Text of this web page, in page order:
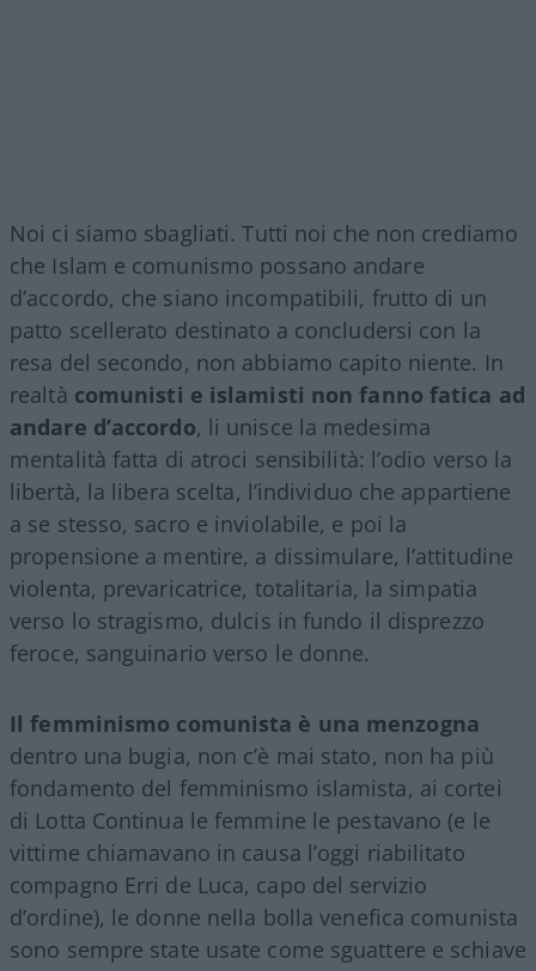
Noi ci siamo sbagliati. Tutti noi che non crediamo
che Islam e comunismo possano andare
d’accordo, che siano incompatibili, frutto di un
patto scellerato destinato a concludersi con la
resa del secondo, non abbiamo capito niente. In
realtà comunisti e islamisti non fanno fatica ad
andare d’accordo, li unisce la medesima
mentalità fatta di atroci sensibilità: l’odio verso la
libertà, la libera scelta, l’individuo che appartiene
a se stesso, sacro e inviolabile, e poi la
propensione a mentire, a dissimulare, l’attitudine
violenta, prevaricatrice, totalitaria, la simpatia
verso lo stragismo, dulcis in fundo il disprezzo
feroce, sanguinario verso le donne.
Il femminismo comunista è una menzogna
dentro una bugia, non c’è mai stato, non ha più
fondamento del femminismo islamista, ai cortei
di Lotta Continua le femmine le pestavano (e le
vittime chiamavano in causa l’oggi riabilitato
compagno Erri de Luca, capo del servizio
d’ordine), le donne nella bolla venefica comunista
sono sempre state usate come sguattere e schiave